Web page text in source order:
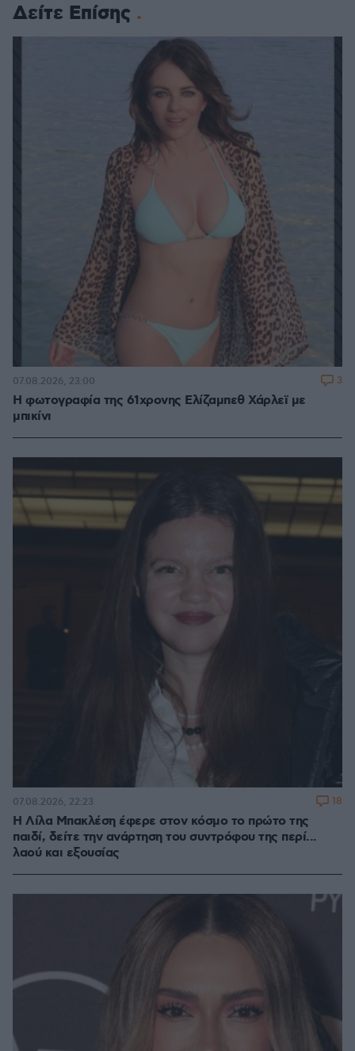
Δείτε Επίσης
Η φωτογραφία της 61χρονης Ελίζαμπεθ Χάρλεϊ με
μπικίνι
07.08.2026, 23:00 3
Η Λίλα Μπακλέση έφερε στον κόσμο το πρώτο της
παιδί, δείτε την ανάρτηση του συντρόφου της περί...
λαού και εξουσίας
07.08.2026, 22:23 18